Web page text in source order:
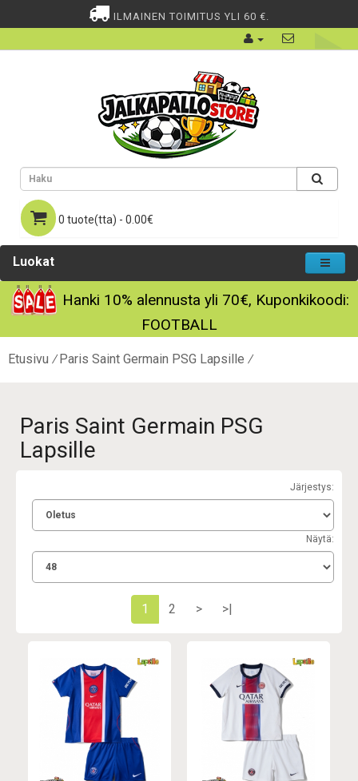
ILMAINEN TOIMITUS YLI 60 €.
0 tuote(tta) - 0.00€
Luokat
Hanki 10% alennusta yli 70€, Kuponkikoodi:
FOOTBALL
Etusivu Paris Saint Germain PSG Lapsille
Paris Saint Germain PSG
Lapsille
Järjestys:
Näytä:
1 2 > >|